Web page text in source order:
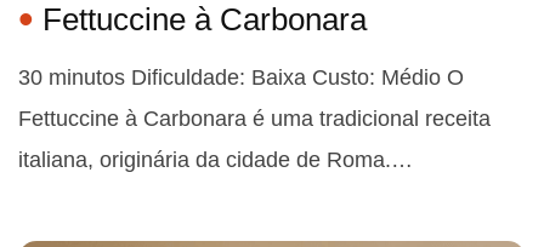
Fettuccine à Carbonara
30 minutos Dificuldade: Baixa Custo: Médio O
Fettuccine à Carbonara é uma tradicional receita
italiana, originária da cidade de Roma.…